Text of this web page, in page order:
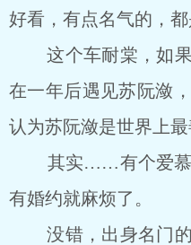
好看，有点名气的，
这个车耐棠，如果
在一年后遇见苏阮潋
认为苏阮潋是世界上最
其实……有个爱慕
有婚约就麻烦了。
没错，出身名门的